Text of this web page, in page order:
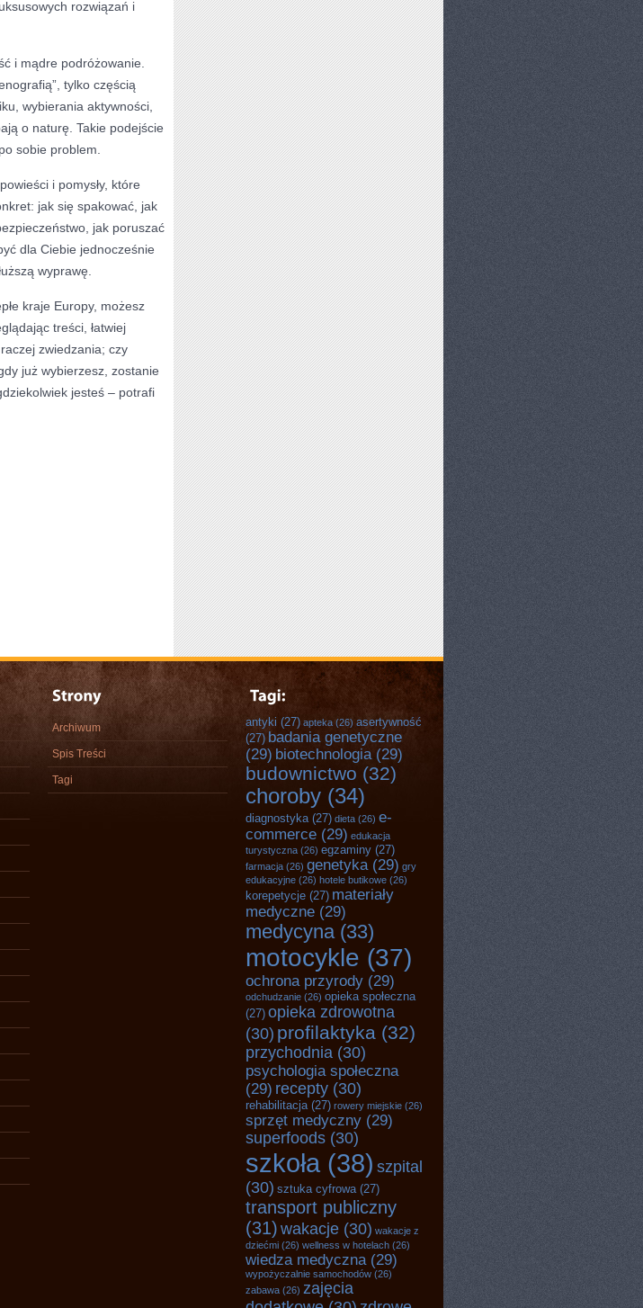
rozwiązań i
i mądre podróżowanie.
tylko częścią
wybierania aktywności,
o naturę. Takie podejście
sobie problem.
i pomysły, które
jak się spakować, jak
jak poruszać
dla Ciebie jednocześnie
wyprawę.
kraje Europy, możesz
treści, łatwiej
zwiedzania; czy
już wybierzesz, zostanie
jesteś – potrafi
Archiwum
Spis Treści
Tagi
antyki (27) apteka (26) asertywność
(27) badania genetyczne
(29) biotechnologia (29)
budownictwo (32)
choroby (34)
diagnostyka(27) dieta (26) e-
commerce (29) edukacja
turystyczna (26) egzaminy (27)
farmacja (26) genetyka (29) gry
edukacyjne (26) hotele butikowe (26)
korepetycje (27) materiały
medyczne (29)
medycyna(33)
motocykle (37)
ochrona przyrody (29)
odchudzanie (26) opieka społeczna
(27) opieka zdrowotna
(30) profilaktyka (32)
przychodnia (30)
psychologia społeczna
(29) recepty (30)
rehabilitacja(27) rowery miejskie (26)
sprzęt medyczny (29)
superfoods (30)
szkoła (38) szpital
(30) sztuka cyfrowa(27)
transport publiczny
(31) wakacje (30) wakacje z
dziećmi (26) wellness w hotelach (26)
wiedza medyczna (29)
wypożyczalnie samochodów (26)
zabawa (26) zajęcia